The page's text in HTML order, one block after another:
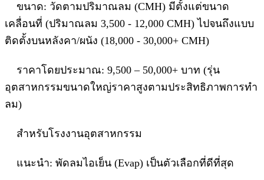
ขนาด: วัดตามปริมาณลม (CMH) มีตั้งแต่ขนาด
เคลื่อนที่ (ปริมาณลม 3,500 - 12,000 CMH) ไปจนถึงแบบ
ติดตั้งบนหลังคา/ผนัง (18,000 - 30,000+ CMH)
ราคาโดยประมาณ: 9,500 – 50,000+ บาท (รุ่น
อุตสาหกรรมขนาดใหญ่ราคาสูงตามประสิทธิภาพการทำ
ลม)
สำหรับโรงงานอุตสาหกรรม
แนะนำ: พัดลมไอเย็น (Evap) เป็นตัวเลือกที่ดีที่สุด